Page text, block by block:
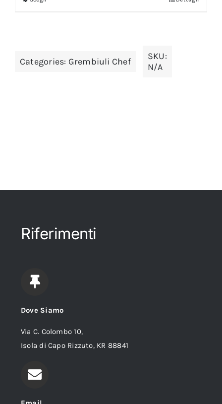
Categories: Grembiuli Chef
SKU:
N/A
Riferimenti
Dove Siamo
Via C. Colombo 10,
Isola di Capo Rizzuto, KR 88841